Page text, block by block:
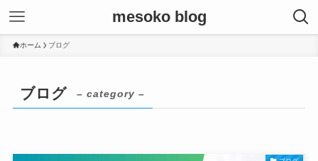
mesoko blog
ホーム ブログ
ブログ – category –